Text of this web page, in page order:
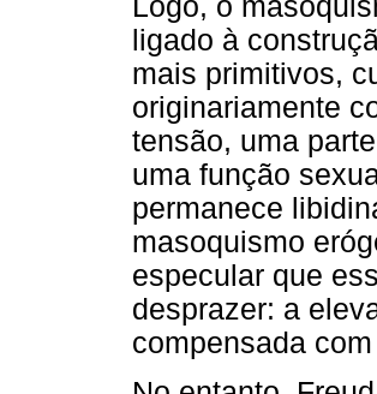
ligado à
mais primitivos,
originariamente
tensão, uma
uma função
permanece
masoquismo
especular que
desprazer: a
compensada